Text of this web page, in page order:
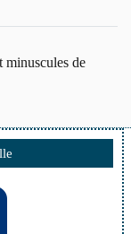
minuscules de